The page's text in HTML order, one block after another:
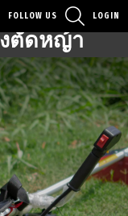
FOLLOW US
LOGIN